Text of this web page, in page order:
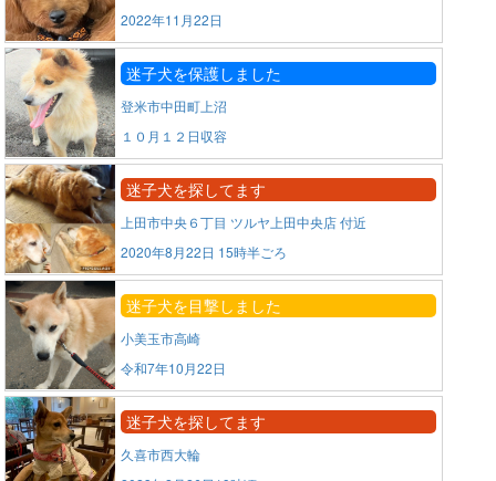
2022年11月22日
迷子犬を保護しました
登米市中田町上沼
１０月１２日収容
迷子犬を探してます
上田市中央６丁目 ツルヤ上田中央店 付近
2020年8月22日 15時半ごろ
迷子犬を目撃しました
小美玉市高崎
令和7年10月22日
迷子犬を探してます
久喜市西大輪